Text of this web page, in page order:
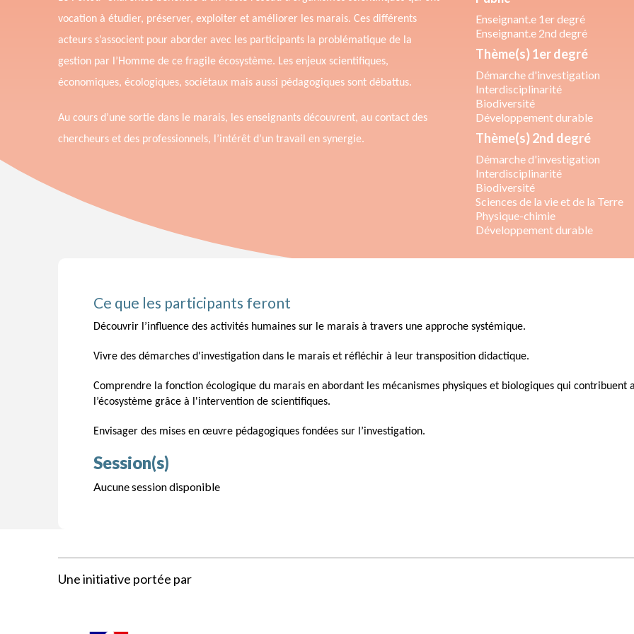
vocation à étudier, préserver, exploiter et améliorer les marais. Ces différents
acteurs s’associent pour aborder avec les participants la problématique de la
gestion par l’Homme de ce fragile écosystème. Les enjeux scientifiques,
économiques, écologiques, sociétaux mais aussi pédagogiques sont débattus.
Au cours d’une sortie dans le marais, les enseignants découvrent, au contact des
chercheurs et des professionnels, l’intérêt d’un travail en synergie.
Enseignant.e 1er degré
Enseignant.e 2nd degré
Thème(s) 1er degré
Démarche d'investigation
Interdisciplinarité
Biodiversité
Développement durable
Thème(s) 2nd degré
Démarche d'investigation
Interdisciplinarité
Biodiversité
Sciences de la vie et de la Terre
Physique-chimie
Développement durable
Ce que les participants feront
Découvrir l’influence des activités humaines sur le marais à travers une approche systémique.
Vivre des démarches d'investigation dans le marais et réfléchir à leur transposition didactique.
Comprendre la fonction écologique du marais en abordant les mécanismes physiques et biologiques qui
l’écosystème grâce à l'intervention de scientifiques.
Envisager des mises en œuvre pédagogiques fondées sur l’investigation.
Session(s)
Aucune session disponible
Une initiative portée par